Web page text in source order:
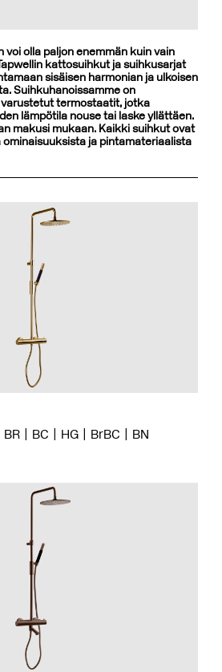
voi olla paljon enemmän kuin vain
kattosuihkut ja suihkusarjat
sisäisen harmonian ja ulkoisen
Suihkuhanoissamme on
termostaatit, jotka
lämpötila nouse tai laske yllättäen.
makusi mukaan. Kaikki suihkut ovat
ja pintamateriaalista
BR BC HG BrBC BN